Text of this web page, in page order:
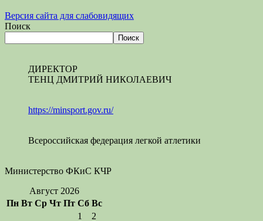
Версия сайта для слабовидящих
Поиск
Поиск
ДИРЕКТОР
ТЕНЦ ДМИТРИЙ НИКОЛАЕВИЧ
https://minsport.gov.ru/
Всероссийская федерация легкой атлетики
Министерство ФКиС КЧР
Август 2026
Пн Вт Ср Чт Пт Сб Вс
1
2